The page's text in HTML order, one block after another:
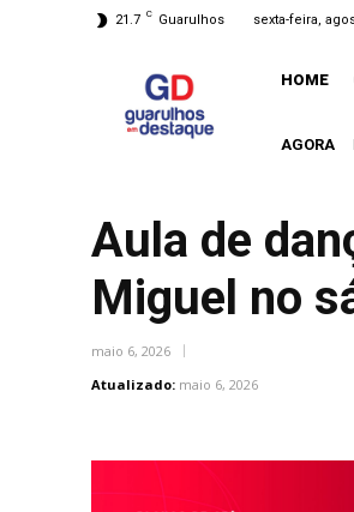
21.7 C Guarulhos sexta-feira,
HOME
AGORA
Aula de
Miguel no
maio 6, 2026
Atualizado: maio 6, 2026